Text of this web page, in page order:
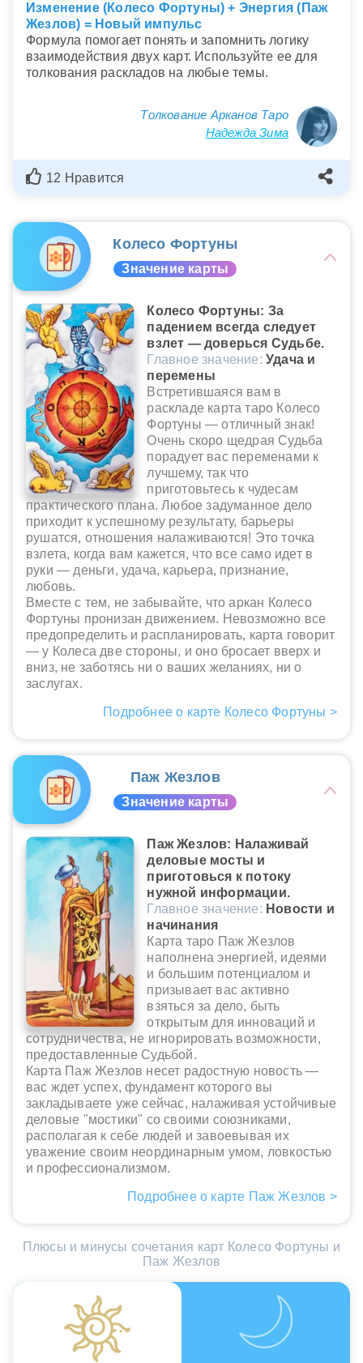
Изменение (Колесо Фортуны) + Энергия (Паж
Жезлов) = Новый импульс
Формула помогает понять и запомнить логику
взаимодействия двух карт. Используйте ее для
толкования раскладов на любые темы.
Толкование Арканов Таро
Надежда Зима
12 Нравится
Колесо Фортуны
Значение карты
Колесо Фортуны: За
падением всегда следует
взлет — доверься Судьбе.
Главное значение: Удача и
перемены
Встретившаяся вам в
раскладе карта таро Колесо
Фортуны — отличный знак!
Очень скоро щедрая Судьба
порадует вас переменами к
лучшему, так что
приготовьтесь к чудесам
практического плана. Любое задуманное дело
приходит к успешному результату, барьеры
рушатся, отношения налаживаются! Это точка
взлета, когда вам кажется, что все само идет в
руки — деньги, удача, карьера, признание,
любовь.
Вместе с тем, не забывайте, что аркан Колесо
Фортуны пронизан движением. Невозможно все
предопределить и распланировать, карта говорит
— у Колеса две стороны, и оно бросает вверх и
вниз, не заботясь ни о ваших желаниях, ни о
заслугах.
Подробнее о карте Колесо Фортуны >
Паж Жезлов
Значение карты
Паж Жезлов: Налаживай
деловые мосты и
приготовься к потоку
нужной информации.
Главное значение: Новости и
начинания
Карта таро Паж Жезлов
наполнена энергией, идеями
и большим потенциалом и
призывает вас активно
взяться за дело, быть
открытым для инноваций и
сотрудничества, не игнорировать возможности,
предоставленные Судьбой.
Карта Паж Жезлов несет радостную новость —
вас ждет успех, фундамент которого вы
закладываете уже сейчас, налаживая устойчивые
деловые "мостики" со своими союзниками,
располагая к себе людей и завоевывая их
уважение своим неординарным умом, ловкостью
и профессионализмом.
Подробнее о карте Паж Жезлов >
Плюсы и минусы сочетания карт Колесо Фортуны и
Паж Жезлов